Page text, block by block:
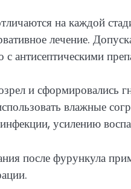
на каждой
лечение.
с антисептическими
и сформировались
влажные
усилению
после фурункула